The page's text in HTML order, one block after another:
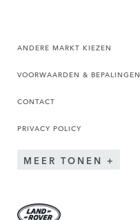
ANDERE MARKT KIEZEN
VOORWAARDEN & BEPALINGEN
CONTACT
PRIVACY POLICY
MEER TONEN